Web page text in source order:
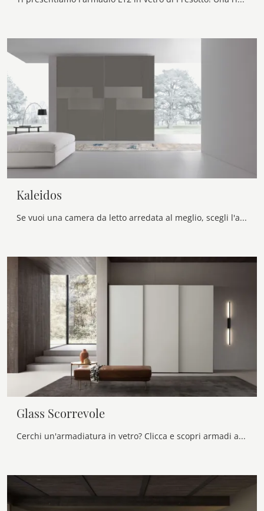
Kaleidos
Se vuoi una camera da letto arredata al meglio, scegli l'armadio Kaleidos con ante scorrevoli di Presotto!
Glass Scorrevole
Cerchi un'armadiatura in vetro? Clicca e scopri armadi a muro con ante scorrevoli di Presotto.